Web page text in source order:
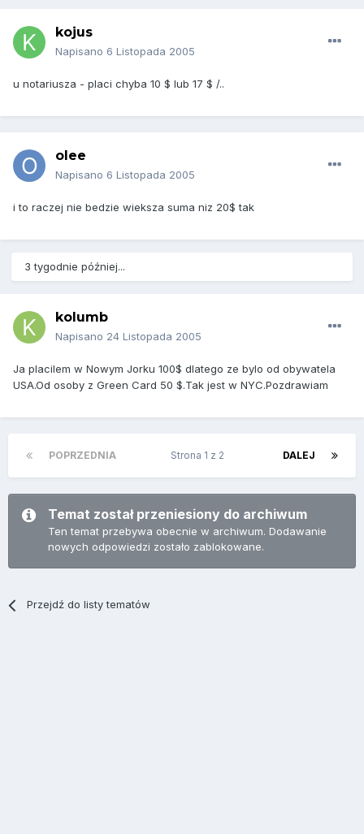
kojus
Napisano 6 Listopada 2005
u notariusza - placi chyba 10 $ lub 17 $ /..
olee
Napisano 6 Listopada 2005
i to raczej nie bedzie wieksza suma niz 20$ tak
3 tygodnie później...
kolumb
Napisano 24 Listopada 2005
Ja placilem w Nowym Jorku 100$ dlatego ze bylo od obywatela
USA.Od osoby z Green Card 50 $.Tak jest w NYC.Pozdrawiam
POPRZEDNIA DALEJ
Strona 1 z 2
Temat został przeniesiony do archiwum
Ten temat przebywa obecnie w archiwum. Dodawanie
nowych odpowiedzi zostało zablokowane.
Przejdź do listy tematów